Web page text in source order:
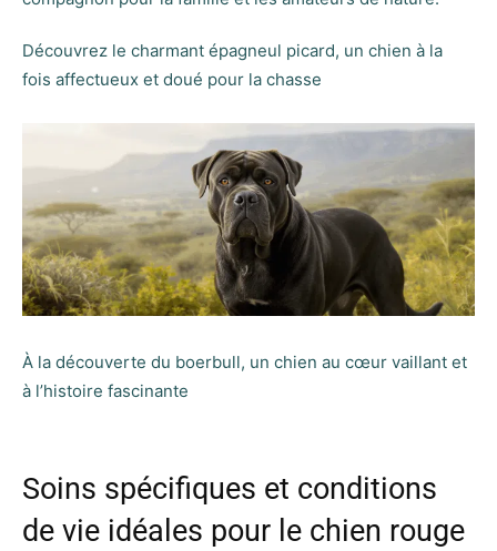
Découvrez le charmant épagneul picard, un chien à la
fois affectueux et doué pour la chasse
À la découverte du boerbull, un chien au cœur vaillant et
à l’histoire fascinante
Soins spécifiques et conditions
de vie idéales pour le chien rouge